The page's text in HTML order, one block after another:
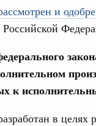
и
к
в